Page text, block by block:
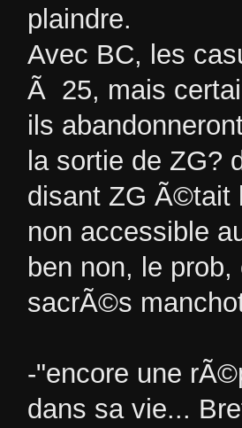
plaindre.
Avec BC, les
Ã 25, mais
ils
la sortie de ZG?
disant ZG Ã©tait
non accessible
ben non, le
sacrÃ©s
-"encore une
dans sa vie...